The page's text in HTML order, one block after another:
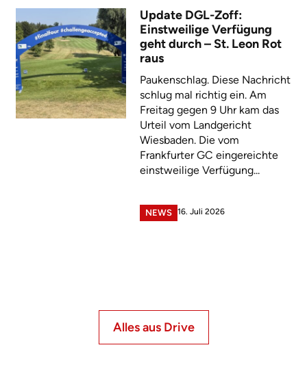
Update DGL-Zoff:
Einstweilige Verfügung
geht durch – St. Leon Rot
raus
Paukenschlag. Diese Nachricht
schlug mal richtig ein. Am
Freitag gegen 9 Uhr kam das
Urteil vom Landgericht
Wiesbaden. Die vom
Frankfurter GC eingereichte
einstweilige Verfügung...
NEWS 16. Juli 2026
Alles aus Drive